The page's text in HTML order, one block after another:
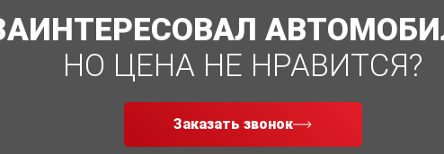
НО ЦЕНА НЕ НРАВИТСЯ?
Заказать звонок